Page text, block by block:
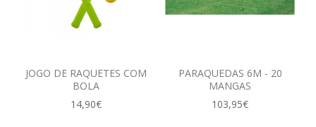
JOGO DE RAQUETES COM
BOLA
14,90€
PARAQUEDAS 6M - 20
MANGAS
103,95€